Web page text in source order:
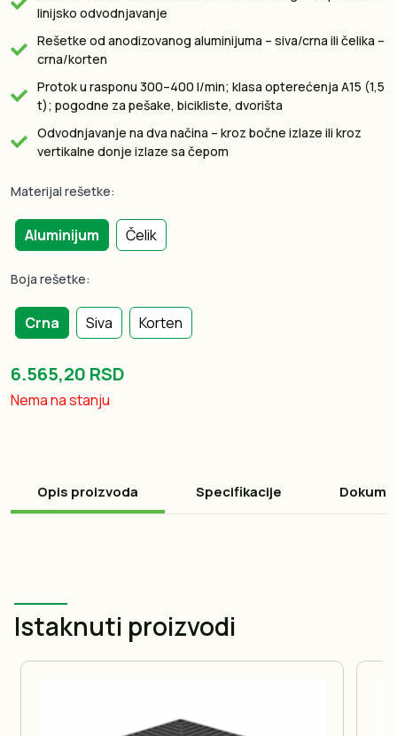
linijsko odvodnjavanje
Rešetke od anodizovanog aluminijuma – siva/crna ili čelika –
crna/korten
Protok u rasponu 300–400 l/min; klasa opterećenja A15 (1,5
t); pogodne za pešake, bicikliste, dvorišta
Odvodnjavanje na dva načina – kroz bočne izlaze ili kroz
vertikalne donje izlaze sa čepom
Materijal rešetke:
Aluminijum Čelik
Boja rešetke:
Crna Siva Korten
6.565,20 RSD
Nema na stanju
Opis proizvoda Specifikacije
Istaknuti proizvodi